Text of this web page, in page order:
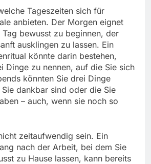
Tageszeiten sich für
anbieten. Der Morgen eignet
bewusst zu beginnen, der
ausklingen zu lassen. Ein
könnte darin bestehen,
Dinge zu nennen, auf die Sie sich
könnten Sie drei Dinge
dankbar sind oder die Sie
– auch, wenn sie noch so
zeitaufwendig sein. Ein
nach der Arbeit, bei dem Sie
zu Hause lassen, kann bereits